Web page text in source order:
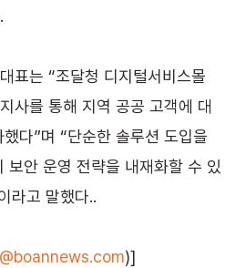
표는 “조달청 디지털서비스몰
사를 통해 지역 공공 고객에 대
다”며 “단순한 솔루션 도입을
보안 운영 전략을 내재화할 수 있
라고 말했다..
)]